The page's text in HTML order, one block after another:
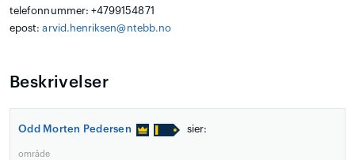
telefonnummer: +4799154871
epost:arvid.henriksen@ntebb.no
Beskrivelser
Odd Morten Pedersen sier:
område